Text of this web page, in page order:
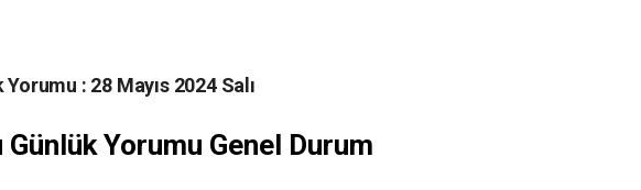
: 28 Mayıs 2024 Salı
Yorumu Genel Durum